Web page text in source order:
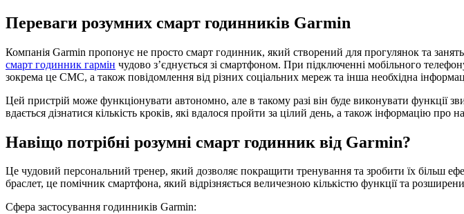
Переваги розумних смарт годинників Garmin
Компанія Garmin пропонує не просто смарт годинник, який створений для прогулянок та
смарт годинник гармін чудово з’єднується зі смартфоном. При підключенні мобільного
зокрема це СМС, а також повідомлення від різних соціальних мереж та інша необхідна
Цей пристрій може функціонувати автономно, але в такому разі він буде виконувати функції
вдається дізнатися кількість кроків, які вдалося пройти за цілий день, а також інформацію про
Навіщо потрібні розумні смарт годинник від Garmin?
Це чудовий персональний тренер, який дозволяє покращити тренування та зробити їх більш
браслет, це помічник смартфона, який відрізняється величезною кількістю функції та
Сфера застосування годинників Garmin: